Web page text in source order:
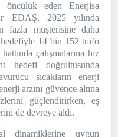
öncülük eden Enerjisa
EDAŞ, 2025 yılında
fazla müşterisine daha
14 bin 152 trafo
çalışmalarına hız
hedefi doğrultusunda
sıcakların enerji
arzını güvence altına
güçlendirirken, eş
de devreye aldı.
dinamiklerine uygun